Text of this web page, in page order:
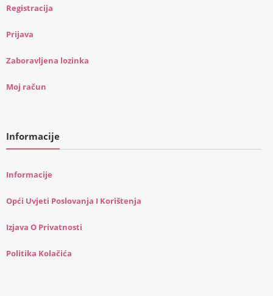
Registracija
Prijava
Zaboravljena lozinka
Moj račun
Informacije
Informacije
Opći Uvjeti Poslovanja I Korištenja
Izjava O Privatnosti
Politika Kolačića